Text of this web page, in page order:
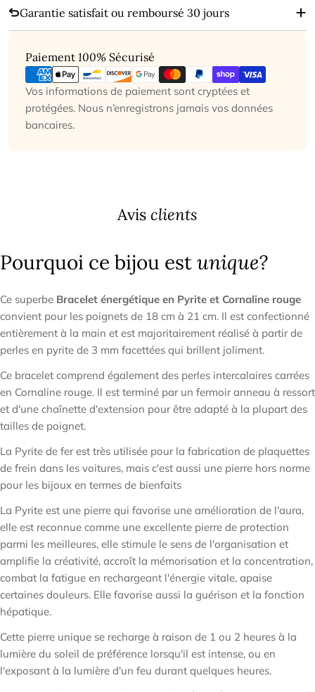
Garantie satisfait ou remboursé 30 jours
Paiement 100% Sécurisé
Modes
de
paiement
Vos informations de paiement sont cryptées et
protégées. Nous n’enregistrons jamais vos données
bancaires.
Avis clients
Pourquoi ce bijou estunique?
Ce superbe Bracelet énergétique en Pyrite et Cornaline rouge
convient pour les poignets de 18 cm à 21 cm. Il est confectionné
entièrement à la main et est majoritairement réalisé à partir de
perles en pyrite de 3 mm facettées qui brillent joliment.
Ce bracelet comprend également des perles intercalaires carrées
en Cornaline rouge. Il est terminé par un fermoir anneau à ressort
et d'une chaînette d'extension pour être adapté à la plupart des
tailles de poignet.
La Pyrite de fer est très utilisée pour la fabrication de plaquettes
de frein dans les voitures, mais c'est aussi une pierre hors norme
pour les bijoux en termes de bienfaits
La Pyrite est une pierre qui favorise une amélioration de l'aura,
elle est reconnue comme une excellente pierre de protection
parmi les meilleures, elle stimule le sens de l'organisation et
amplifie la créativité, accroît la mémorisation et la concentration,
combat la fatigue en rechargeant l'énergie vitale, apaise
certaines douleurs. Elle favorise aussi la guérison et la fonction
hépatique.
Cette pierre unique se recharge à raison de 1 ou 2 heures à la
lumière du soleil de préférence lorsqu'il est intense, ou en
l'exposant à la lumière d'un feu durant quelques heures.